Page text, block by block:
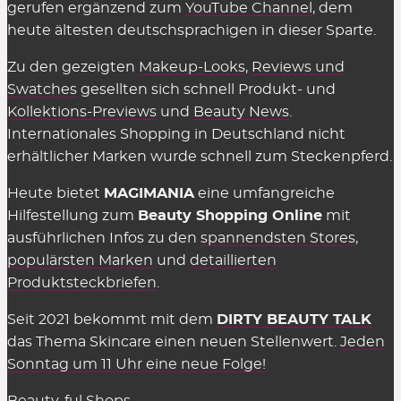
in den Shops selbst muss man nichts dafür
genannte Einschränkungen wie der
Mindestbestellwert oder shop-individuelle
Ausnahmen.
Wir können die Übersicht anbieten und täglich
vermittelte Verkäufe eine Provision zahlen,
insofern einige Kriterien eingehalten werden.
Diese Kosten sind Teil des üblichen Marketing-
Budgets und werden nicht auf den Preis
aufgeschlagen (Stichwort: Affiliate-Marketing).
Gelten Rabattcodes für alles in den
Beauty Shops?
Fast.Gutscheinkarten, Bücher, Magazine sowie
gerufen ergänzend zum YouTube Channel , dem
heute ältesten deutschsprachigen in dieser Sparte.
Zu den gezeigten Makeup-Looks, Reviews und
Swatches gesellten sich schnell Produkt- und
Kollektions-Previews und Beauty News.
Internationales Shopping in Deutschland nicht
erhältlicher Marken wurde schnell zum Steckenpferd.
Heute bietet MAGIMANIAeine umfangreiche
Hilfestellung zum Beauty Shopping Online mit
ausführlichen Infos zu den spannendsten Stores,
populärsten Marken und detaillierten
Produktsteckbriefen.
Seit 2021 bekommt mit dem DIRTY BEAUTY TALK
das Thema Skincare einen neuen Stellenwert. Jeden
Sonntag um 11 Uhr eine neue Folge!